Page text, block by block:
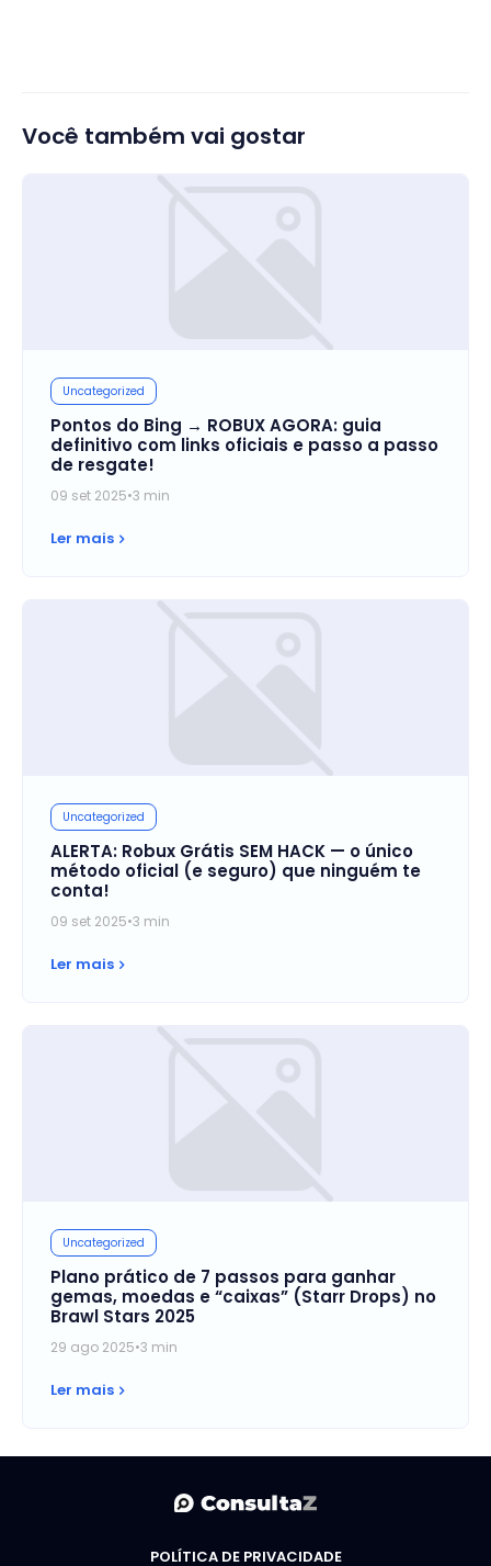
Você também vai gostar
Uncategorized
Pontos do Bing → ROBUX AGORA: guia
definitivo com links oficiais e passo a passo
de resgate!
09 set 2025•3 min
Ler mais
Uncategorized
ALERTA: Robux Grátis SEM HACK — o único
método oficial (e seguro) que ninguém te
conta!
09 set 2025•3 min
Ler mais
Uncategorized
Plano prático de 7 passos para ganhar
gemas, moedas e “caixas” (Starr Drops) no
Brawl Stars 2025
29 ago 2025•3 min
Ler mais
POLÍTICA DE PRIVACIDADE